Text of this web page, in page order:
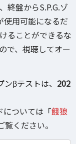
終盤からS.P.G.ゾ
使用可能になるだ
ることができるな
で、視聴してオー
βテストは、 202
については「餓狼
覧ください。